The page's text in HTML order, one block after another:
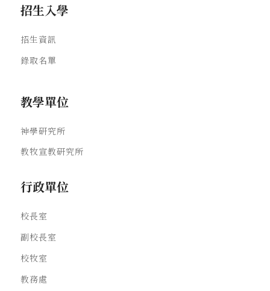
招生入學
招生資訊
錄取名單
教學單位
神學研究所
教牧宣教研究所
行政單位
校長室
副校長室
校牧室
教務處